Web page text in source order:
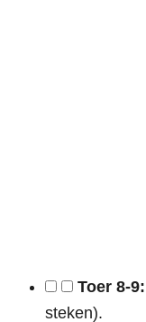
Toer 8-9:
steken).